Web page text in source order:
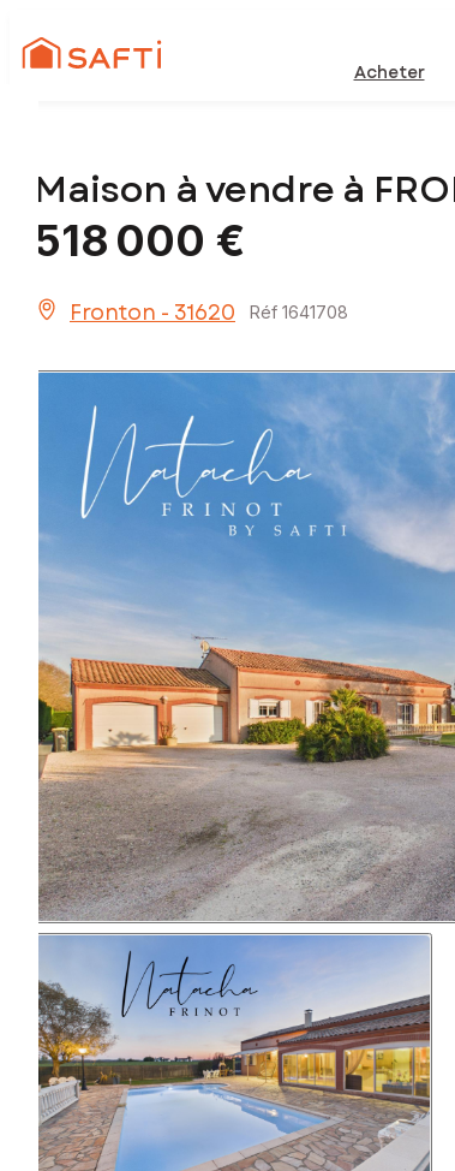
Acheter
Maison à vendre à
518 000 €
Fronton - 31620 Réf 1641708